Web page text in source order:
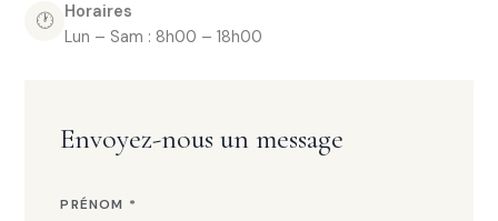
🕐
Horaires
Lun – Sam : 8h00 – 18h00
Envoyez-nous un message
PRÉNOM *